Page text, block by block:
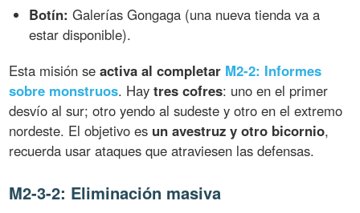
Botín: Galerías Gongaga (una nueva tienda va a
estar disponible).
Esta misión seactiva al completar M2-2: Informes
sobre monstruos. Haytres cofres: uno en el primer
desvío al sur; otro yendo al sudeste y otro en el extremo
nordeste. El objetivo es un avestruz y otro bicornio,
recuerda usar ataques que atraviesen las defensas.
M2-3-2: Eliminación masiva